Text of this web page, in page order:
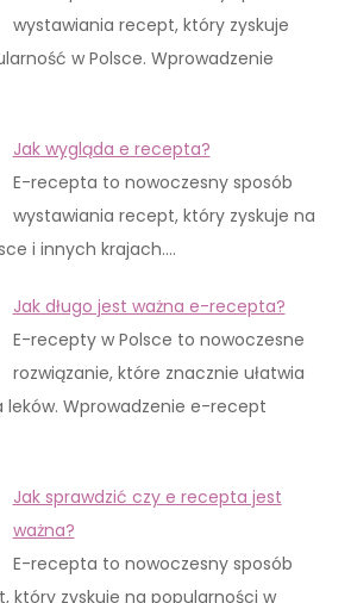
wystawiania recept, który zyskuje
w Polsce. Wprowadzenie
Jak wygląda e recepta?
E-recepta to nowoczesny sposób
wystawiania recept, który zyskuje na
i innych krajach.…
Jak długo jest ważna e-recepta?
E-recepty w Polsce to nowoczesne
rozwiązanie, które znacznie ułatwia
leków. Wprowadzenie e-recept
Jak sprawdzić czy e recepta jest
ważna?
E-recepta to nowoczesny sposób
który zyskuje na popularności w